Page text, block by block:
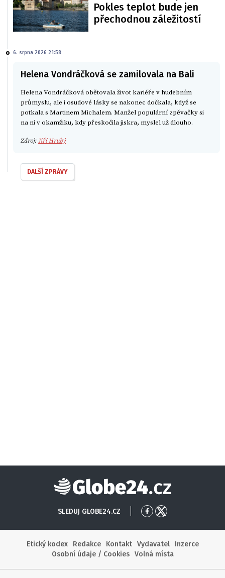
Pokles teplot bude jen
přechodnou záležitostí
6. srpna 2026 21:58
Helena Vondráčková se zamilovala na Bali
Helena Vondráčková obětovala život kariéře v hudebním
průmyslu, ale i osudové lásky se nakonec dočkala, když se
potkala s Martinem Michalem. Manžel populární zpěvačky si
na ni v okamžiku, kdy přeskočila jiskra, myslel už dlouho.
Zdroj: Jiří Hrubý
DALŠÍ ZPRÁVY
Globe24
SLEDUJ GLOBE24.CZ
Přejít
Facebook
Přejít
X
Etický kodex
Redakce Kontakt Vydavatel
Inzerce
Osobní údaje / Cookies
Volná místa